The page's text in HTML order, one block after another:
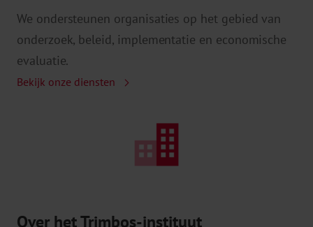
We ondersteunen organisaties op het gebied van
onderzoek, beleid, implementatie en economische
evaluatie.
Bekijk onze diensten
Over het Trimbos-instituut